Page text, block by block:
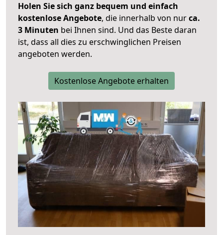
Holen Sie sich ganz bequem und einfach
kostenlose Angebote, die innerhalb von nurca.
3 Minuten bei Ihnen sind. Und das Beste daran
ist, dass all dies zu erschwinglichen Preisen
angeboten werden.
Kostenlose Angebote erhalten